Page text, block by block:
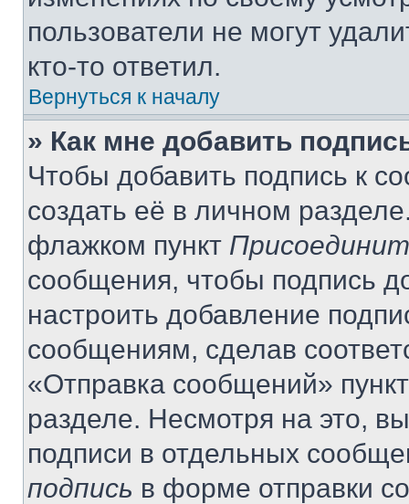
пользователи не могут
кто-то ответил.
Вернуться к началу
» Как мне добавить
Чтобы добавить подпись к
создать её в личном
флажком пункт
сообщения, чтобы подпись
настроить добавление
сообщениям, сделав
«Отправка сообщений»
разделе. Несмотря на это,
подписи в отдельных
подпись в форме отправки